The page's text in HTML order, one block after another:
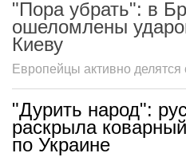
"Пора убрать": в
ошеломлены
Киеву
Европейцы активно
"Дурить народ":
раскрыла
по Украине